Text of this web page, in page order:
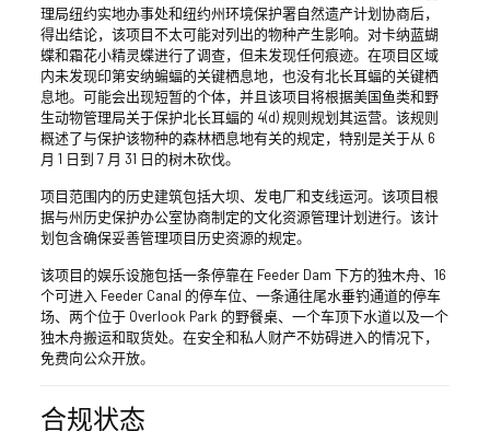
理局纽约实地办事处和纽约州环境保护署自然遗产计划协商后，
得出结论，该项目不太可能对列出的物种产生影响。对卡纳蓝蝴
蝶和霜花小精灵蝶进行了调查，但未发现任何痕迹。在项目区域
内未发现印第安纳蝙蝠的关键栖息地，也没有北长耳蝠的关键栖
息地。可能会出现短暂的个体，并且该项目将根据美国鱼类和野
生动物管理局关于保护北长耳蝠的 4(d) 规则规划其运营。该规则
概述了与保护该物种的森林栖息地有关的规定，特别是关于从 6
月 1 日到 7 月 31 日的树木砍伐。
项目范围内的历史建筑包括大坝、发电厂和支线运河。该项目根
据与州历史保护办公室协商制定的文化资源管理计划进行。该计
划包含确保妥善管理项目历史资源的规定。
该项目的娱乐设施包括一条停靠在 Feeder Dam 下方的独木舟、16
个可进入 Feeder Canal 的停车位、一条通往尾水垂钓通道的停车
场、两个位于 Overlook Park 的野餐桌、一个车顶下水道以及一个
独木舟搬运和取货处。在安全和私人财产不妨碍进入的情况下，
免费向公众开放。
合规状态